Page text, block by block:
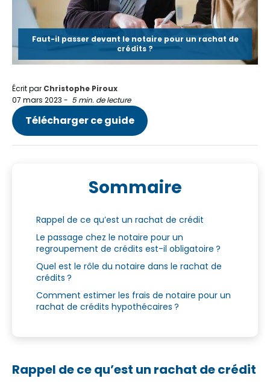
Faut-il passer devant le notaire pour un rachat de
crédits ?
Écrit par Christophe Piroux
07 mars 2023 - 5 min. de lecture
Télécharger ce guide
Sommaire
Rappel de ce qu’est un rachat de crédit
Le passage chez le notaire pour un
regroupement de crédits est-il obligatoire ?
Quel est le rôle du notaire dans le rachat de
crédits ?
Comment estimer les frais de notaire pour un
rachat de crédits hypothécaires ?
Rappel de ce qu’est un rachat de crédit